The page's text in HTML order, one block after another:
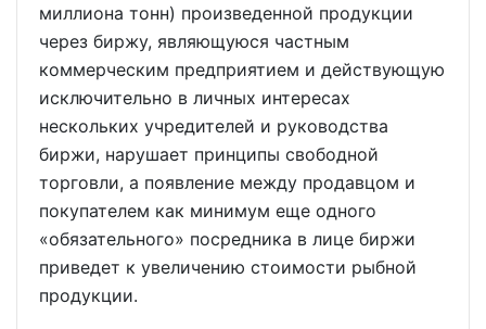
миллиона тонн) произведенной продукции
через биржу, являющуюся частным
коммерческим предприятием и действующую
исключительно в личных интересах
нескольких учредителей и руководства
биржи, нарушает принципы свободной
торговли, а появление между продавцом и
покупателем как минимум еще одного
«обязательного» посредника в лице биржи
приведет к увеличению стоимости рыбной
продукции.